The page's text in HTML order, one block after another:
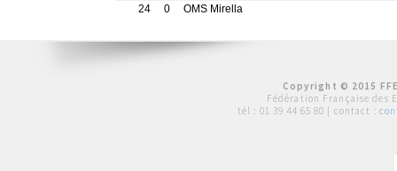
24
0 OMS Mirella
Copyright © 2015
Fédération Française des
tél : 01 39 44 65 80 | contact :